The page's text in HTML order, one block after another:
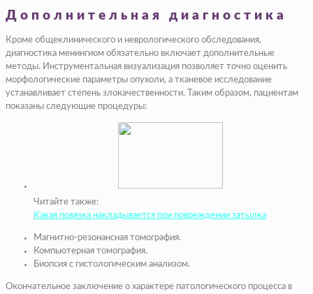
Дополнительная диагностика
Кроме общеклинического и неврологического обследования,
диагностика менингиом обязательно включает дополнительные
методы. Инструментальная визуализация позволяет точно оценить
морфологические параметры опухоли, а тканевое исследование
устанавливает степень злокачественности. Таким образом, пациентам
показаны следующие процедуры:
Читайте также:
Какая повязка накладывается при повреждении затылка
Магнитно-резонансная томография.
Компьютерная томография.
Биопсия с гистологическим анализом.
Окончательное заключение о характере патологического процесса в